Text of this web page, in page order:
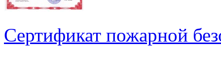
Сертификат пожарной